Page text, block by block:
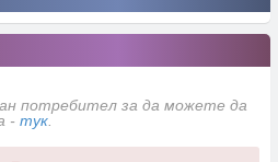
потребител за да можете да
- тук.